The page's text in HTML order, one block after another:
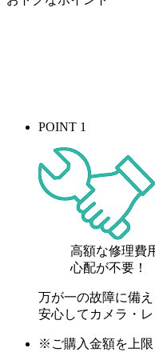
POINT 1
高額な修理費
心配が不要！
万が一の故障に備
安心してカメラ・
※ご購入金額を上限